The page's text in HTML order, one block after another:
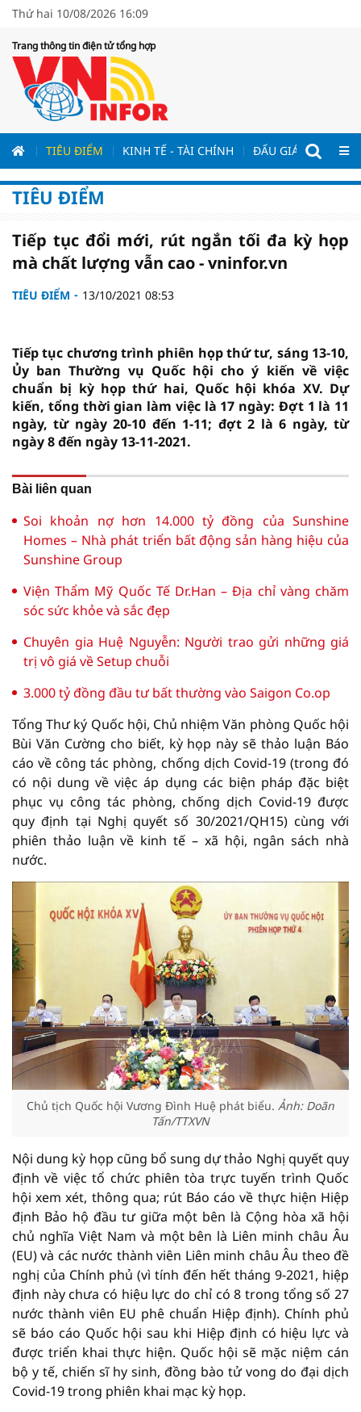
Thứ hai 10/08/2026 16:09
Trang thông tin điện tử tổng hợp
TIÊU ĐIỂM KINH TẾ - TÀI CHÍNH ĐẤU GIÁ - ĐẤU
TIÊU ĐIỂM
Tiếp tục đổi mới, rút ngắn tối đa kỳ họp
mà chất lượng vẫn cao - vninfor.vn
TIÊU ĐIỂM 13/10/2021 08:53
Tiếp tục chương trình phiên họp thứ tư, sáng 13-10,
Ủy ban Thường vụ Quốc hội cho ý kiến về việc
chuẩn bị kỳ họp thứ hai, Quốc hội khóa XV. Dự
kiến, tổng thời gian làm việc là 17 ngày: Đợt 1 là 11
ngày, từ ngày 20-10 đến 1-11; đợt 2 là 6 ngày, từ
ngày 8 đến ngày 13-11-2021.
Bài liên quan
Soi khoản nợ hơn 14.000 tỷ đồng của Sunshine
Homes – Nhà phát triển bất động sản hàng hiệu của
Sunshine Group
Viện Thẩm Mỹ Quốc Tế Dr.Han – Địa chỉ vàng chăm
sóc sức khỏe và sắc đẹp
Chuyên gia Huệ Nguyễn: Người trao gửi những giá
trị vô giá về Setup chuỗi
3.000 tỷ đồng đầu tư bất thường vào Saigon Co.op
Tổng Thư ký Quốc hội, Chủ nhiệm Văn phòng Quốc hội
Bùi Văn Cường cho biết, kỳ họp này sẽ thảo luận Báo
cáo về công tác phòng, chống dịch Covid-19 (trong đó
có nội dung về việc áp dụng các biện pháp đặc biệt
phục vụ công tác phòng, chống dịch Covid-19 được
quy định tại Nghị quyết số 30/2021/QH15) cùng với
phiên thảo luận về kinh tế – xã hội, ngân sách nhà
nước.
Chủ tịch Quốc hội Vương Đình Huệ phát biểu. Ảnh: Doãn
Tấn/TTXVN
Nội dung kỳ họp cũng bổ sung dự thảo Nghị quyết quy
định về việc tổ chức phiên tòa trực tuyến trình Quốc
hội xem xét, thông qua; rút Báo cáo về thực hiện Hiệp
định Bảo hộ đầu tư giữa một bên là Cộng hòa xã hội
chủ nghĩa Việt Nam và một bên là Liên minh châu Âu
(EU) và các nước thành viên Liên minh châu Âu theo đề
nghị của Chính phủ (vì tính đến hết tháng 9-2021, hiệp
định này chưa có hiệu lực do chỉ có 8 trong tổng số 27
nước thành viên EU phê chuẩn Hiệp định). Chính phủ
sẽ báo cáo Quốc hội sau khi Hiệp định có hiệu lực và
được triển khai thực hiện. Quốc hội sẽ mặc niệm cán
bộ y tế, chiến sĩ hy sinh, đồng bào tử vong do đại dịch
Covid-19 trong phiên khai mạc kỳ họp.